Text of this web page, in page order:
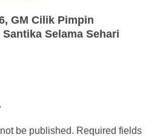
GM Cilik Pimpin
Selama Sehari
be published. Required fields